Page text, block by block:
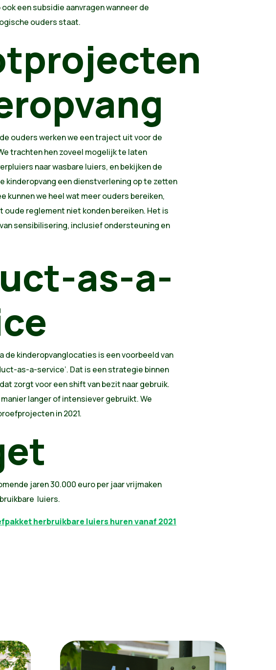
een subsidie aanvragen wanneer de
ouders staat.
ouders werken we een traject uit voor de
trachten hen zoveel mogelijk te laten
naar wasbare luiers, en bekijken de
kinderopvang een dienstverlening op te zetten
kunnen we heel wat meer ouders bereiken,
oude reglement niet konden bereiken. Het is
sensibilisering, inclusief ondersteuning en
as-a-
de kinderopvanglocaties is een voorbeeld van
as-a-service’. Dat is een strategie binnen
zorgt voor een shift van bezit naar gebruik.
langer of intensiever gebruikt. We
in 2021.
jaren 30.000 euro per jaar vrijmaken
luiers.
herbruikbare luiers huren vanaf 2021